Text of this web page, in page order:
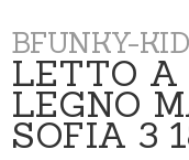
BFUNKY-
LETTO
LEGNO
SOFIA 3